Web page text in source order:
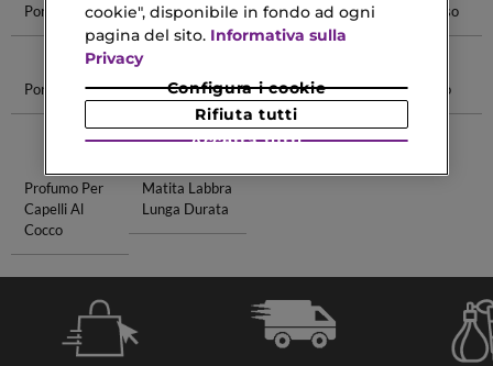
Pori Dilatati
Pelle Con Pori
Dilatati
Pori Della
Pelle
Pori Del Viso
Pori Del Naso
Hugo Boss
The Scent Eau
De Parfum
Euphoria
Calvin Klein
Palette Oro
Profumo Per
Capelli Al
Cocco
Matita Labbra
Lunga Durata
cookie", disponibile in fondo ad ogni
pagina del sito. Informativa sulla
Privacy
Configura i cookie
Rifiuta tutti
Accetta tutti